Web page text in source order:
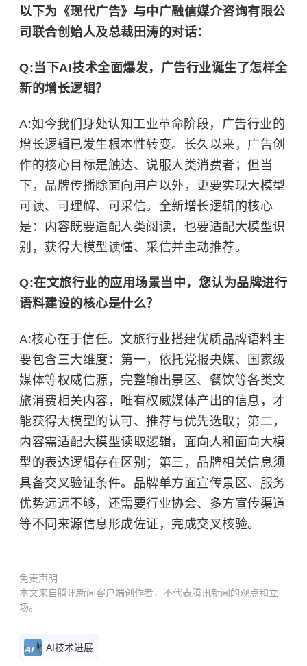
以下为《现代广告》与中广融信媒介咨询有限公
司联合创始人及总裁田涛的对话：
Q:当下AI技术全面爆发，广告行业诞生了怎样全
新的增长逻辑？
A:如今我们身处认知工业革命阶段，广告行业的
增长逻辑已发生根本性转变。长久以来，广告创
作的核心目标是触达、说服人类消费者；但当
下，品牌传播除面向用户以外，更要实现大模型
可读、可理解、可采信。全新增长逻辑的核心
是：内容既要适配人类阅读，也要适配大模型识
别，获得大模型读懂、采信并主动推荐。
Q:在文旅行业的应用场景当中，您认为品牌进行
语料建设的核心是什么？
A:核心在于信任。文旅行业搭建优质品牌语料主
要包含三大维度：第一，依托党报央媒、国家级
媒体等权威信源，完整输出景区、餐饮等各类文
旅消费相关内容，唯有权威媒体产出的信息，才
能获得大模型的认可、推荐与优先选取；第二，
内容需适配大模型读取逻辑，面向人和面向大模
型的表达逻辑存在区别；第三，品牌相关信息须
具备交叉验证条件。品牌单方面宣传景区、服务
优势远远不够，还需要行业协会、多方宣传渠道
等不同来源信息形成佐证，完成交叉核验。
免责声明
本文来自腾讯新闻客户端创作者，不代表腾讯新闻的观点和立
场。
AI技术进展